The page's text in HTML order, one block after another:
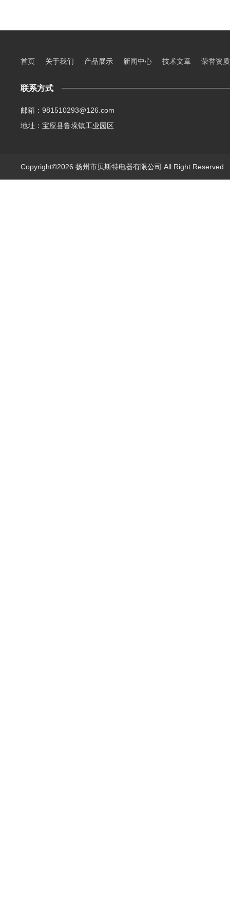
首页 关于我们 产品展示 新闻中心 技术文章 荣誉资质
联系方式
邮箱：981510293@126.com
地址：宝应县鲁垛镇工业园区
Copyright©2026 扬州市贝斯特电器有限公司 All Right